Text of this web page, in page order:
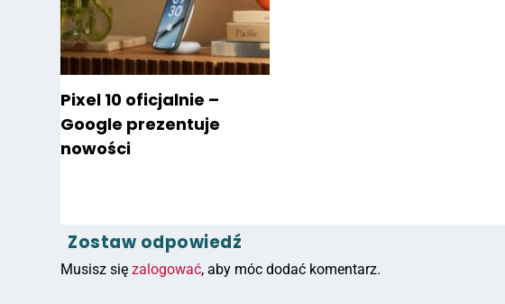
Pixel 10 oficjalnie –
Google prezentuje
nowości
Zostaw odpowiedź
Musisz sięzalogować, aby móc dodać komentarz.